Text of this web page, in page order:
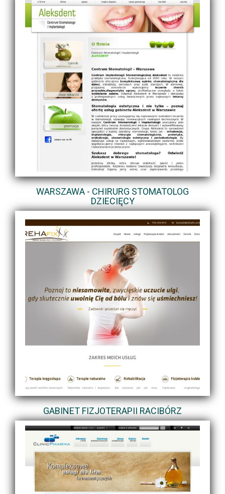
WARSZAWA - CHIRURG STOMATOLOG
DZIECIĘCY
GABINET FIZJOTERAPII RACIBÓRZ